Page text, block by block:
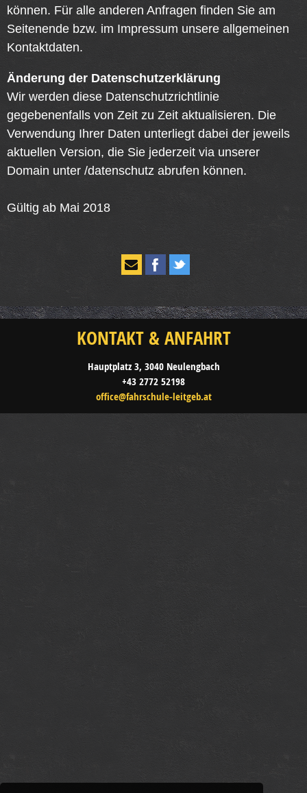
können. Für alle anderen Anfragen finden Sie am
Seitenende bzw. im Impressum unsere allgemeinen
Kontaktdaten.
Änderung der Datenschutzerklärung
Wir werden diese Datenschutzrichtlinie
gegebenenfalls von Zeit zu Zeit aktualisieren. Die
Verwendung Ihrer Daten unterliegt dabei der jeweils
aktuellen Version, die Sie jederzeit via unserer
Domain unter /datenschutz abrufen können.
Gültig ab Mai 2018
KONTAKT & ANFAHRT
Hauptplatz 3, 3040 Neulengbach
+43 2772 52198
office@fahrschule-leitgeb.at